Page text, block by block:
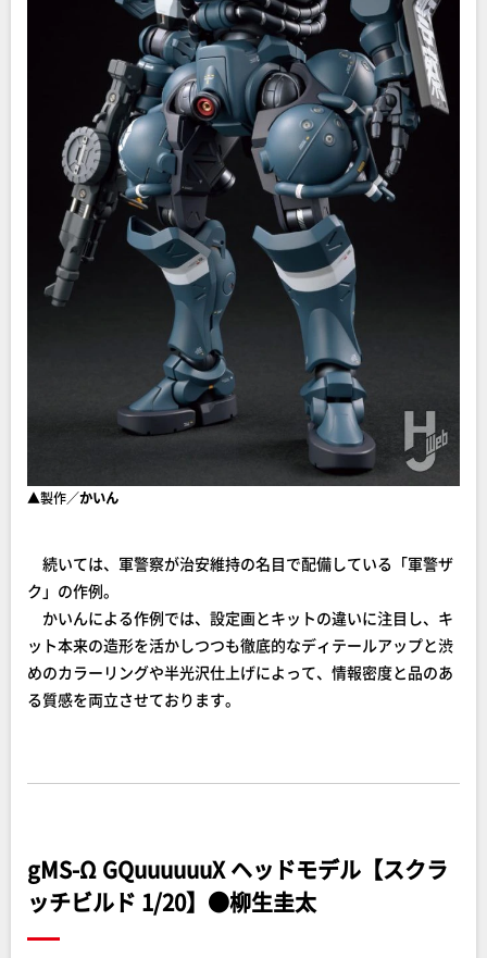
▲製作／かいん
続いては、軍警察が治安維持の名目で配備している「軍警ザ
ク」の作例。
かいんによる作例では、設定画とキットの違いに注目し、キ
ット本来の造形を活かしつつも徹底的なディテールアップと渋
めのカラーリングや半光沢仕上げによって、情報密度と品のあ
る質感を両立させております。
gMS-Ω GQuuuuuuX ヘッドモデル【スクラ
ッチビルド 1/20】●柳生圭太